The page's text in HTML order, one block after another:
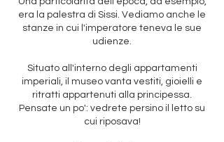
era la palestra di Sissi. Vediamo anche le
stanze in cui l'imperatore teneva le sue
udienze.
Situato all'interno degli appartamenti
imperiali, il museo vanta vestiti, gioielli e
ritratti appartenuti alla principessa.
Pensate un po': vedrete persino il letto su
cui riposava!